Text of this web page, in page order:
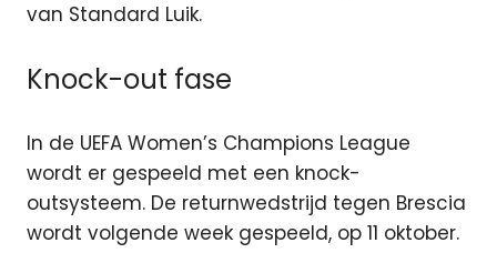
van Standard Luik.
Knock-out fase
In de UEFA Women’s Champions League
wordt er gespeeld met een knock-
outsysteem. De returnwedstrijd tegen Brescia
wordt volgende week gespeeld, op 11 oktober.